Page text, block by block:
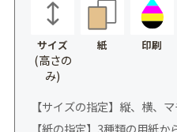
サイズ
(高さの
み)
紙 印刷
【サイズの指定】縦、横、
【紙の指定】3種類の用紙か